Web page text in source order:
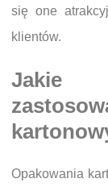
się one
klientów.
Jakie
Opakowania